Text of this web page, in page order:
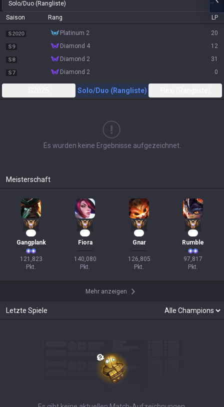
Solo/Duo (Rangliste)
Saison
Rang LP
S2020 platinum 2 20
S9 diamond 4 12
S8 diamond 2 31
S7 diamond 2 0
Solo/Duo (Rangliste)
Es wurden keine Ergebnisse aufgezeichnet.
Meisterschaft
Gangplank
121,823
Pkt.
Fiora
140,080
Pkt.
Gnar
126,805
Pkt.
Rumble
97,817
Pkt.
Mehr anzeigen
Letzte Spiele